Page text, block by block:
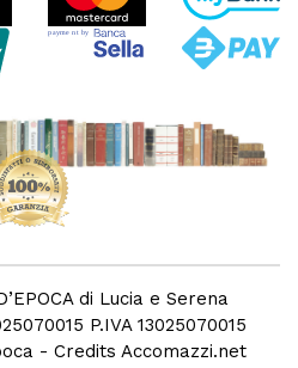
di Lucia e Serena
P.IVA 13025070015
- Credits Accomazzi.net